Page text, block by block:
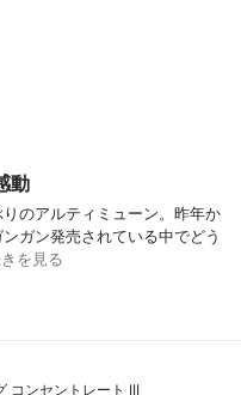
動
のアルティミューン。昨年か
ガン発売されている中でどう
を見る
コンセントレート III